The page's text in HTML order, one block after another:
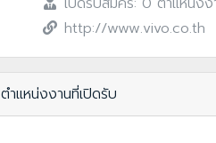
http://www.vivo.co.th
ตำแหน่งงานที่เปิดรับ